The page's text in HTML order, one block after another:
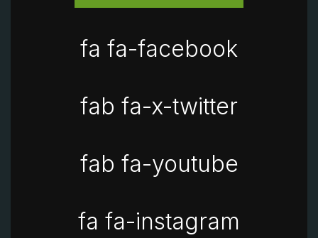
fa fa-facebook
fab fa-x-twitter
fab fa-youtube
fa fa-instagram